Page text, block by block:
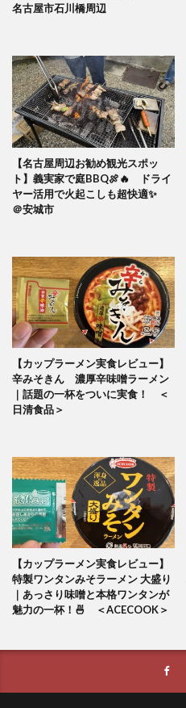
名古屋市石川橋周辺
【名古屋周辺お勧め観光スポッ
ト】義実家で庭BBQ🍖🔥 ドライ
ヤー活用で火起こしも超快適✨
＠安城市
【カップラーメン実食レビュー】
辛みそきん 濃厚辛味噌ラーメン
｜話題の一杯をついに実食！ ＜
日清食品＞
【カップラーメン実食レビュー】
特製ワンタンみそラーメン 大盛り
｜あっさり味噌と本格ワンタンが
魅力の一杯！🍜 ＜ACECOOK＞